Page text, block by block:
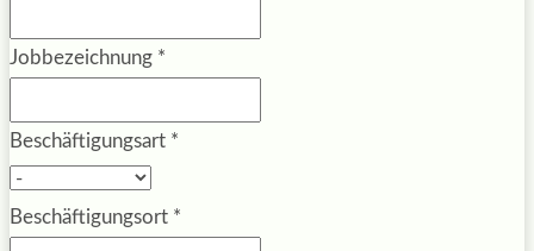
Jobbezeichnung *
Beschäftigungsart *
Beschäftigungsort *